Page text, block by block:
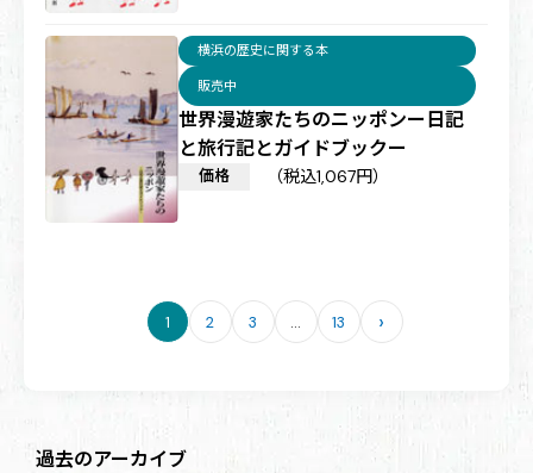
世界漫遊家たちのニッポンー日記
と旅行記とガイドブックー
横浜の歴史に関する本
販売中
価格 （税込1,067円）
ペ
ジ
1 2 3 … 13 ›
過去のアーカイブ